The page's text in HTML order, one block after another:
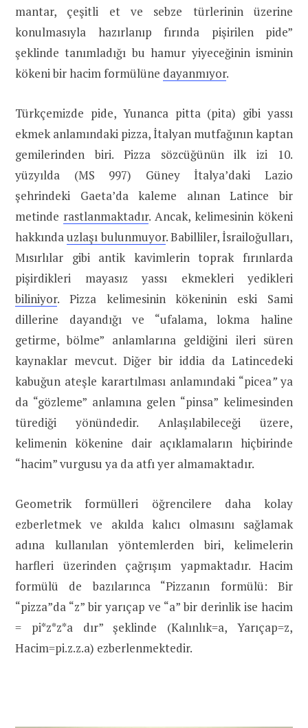
mantar, çeşitli et ve sebze türlerinin üzerine
konulmasıyla hazırlanıp fırında pişirilen pide”
şeklinde tanımladığı bu hamur yiyeceğinin isminin
kökeni bir hacim formülüne dayanmıyor.
Türkçemizde pide, Yunanca pitta (pita) gibi yassı
ekmek anlamındaki pizza, İtalyan mutfağının kaptan
gemilerinden biri. Pizza sözcüğünün ilk izi 10.
yüzyılda (MS 997) Güney İtalya’daki Lazio
şehrindeki Gaeta’da kaleme alınan Latince bir
metinde rastlanmaktadır. Ancak, kelimesinin kökeni
hakkındauzlaşı bulunmuyor. Babilliler, İsrailoğulları,
Mısırlılar gibi antik kavimlerin toprak fırınlarda
pişirdikleri mayasız yassı ekmekleri yedikleri
biliniyor. Pizza kelimesinin kökeninin eski Sami
dillerine dayandığı ve “ufalama, lokma haline
getirme, bölme” anlamlarına geldiğini ileri süren
kaynaklar mevcut. Diğer bir iddia da Latincedeki
kabuğun ateşle karartılması anlamındaki “picea” ya
da “gözleme” anlamına gelen “pinsa” kelimesinden
türediği yönündedir. Anlaşılabileceği üzere,
kelimenin kökenine dair açıklamaların hiçbirinde
“hacim” vurgusu ya da atfı yer almamaktadır.
Geometrik formülleri öğrencilere daha kolay
ezberletmek ve akılda kalıcı olmasını sağlamak
adına kullanılan yöntemlerden biri, kelimelerin
harfleri üzerinden çağrışım yapmaktadır. Hacim
formülü de bazılarınca “Pizzanın formülü: Bir
“pizza”da “z” bir yarıçap ve “a” bir derinlik ise hacim
= pi*z*z*a dır” şeklinde (Kalınlık=a, Yarıçap=z,
Hacim=pi.z.z.a) ezberlenmektedir.